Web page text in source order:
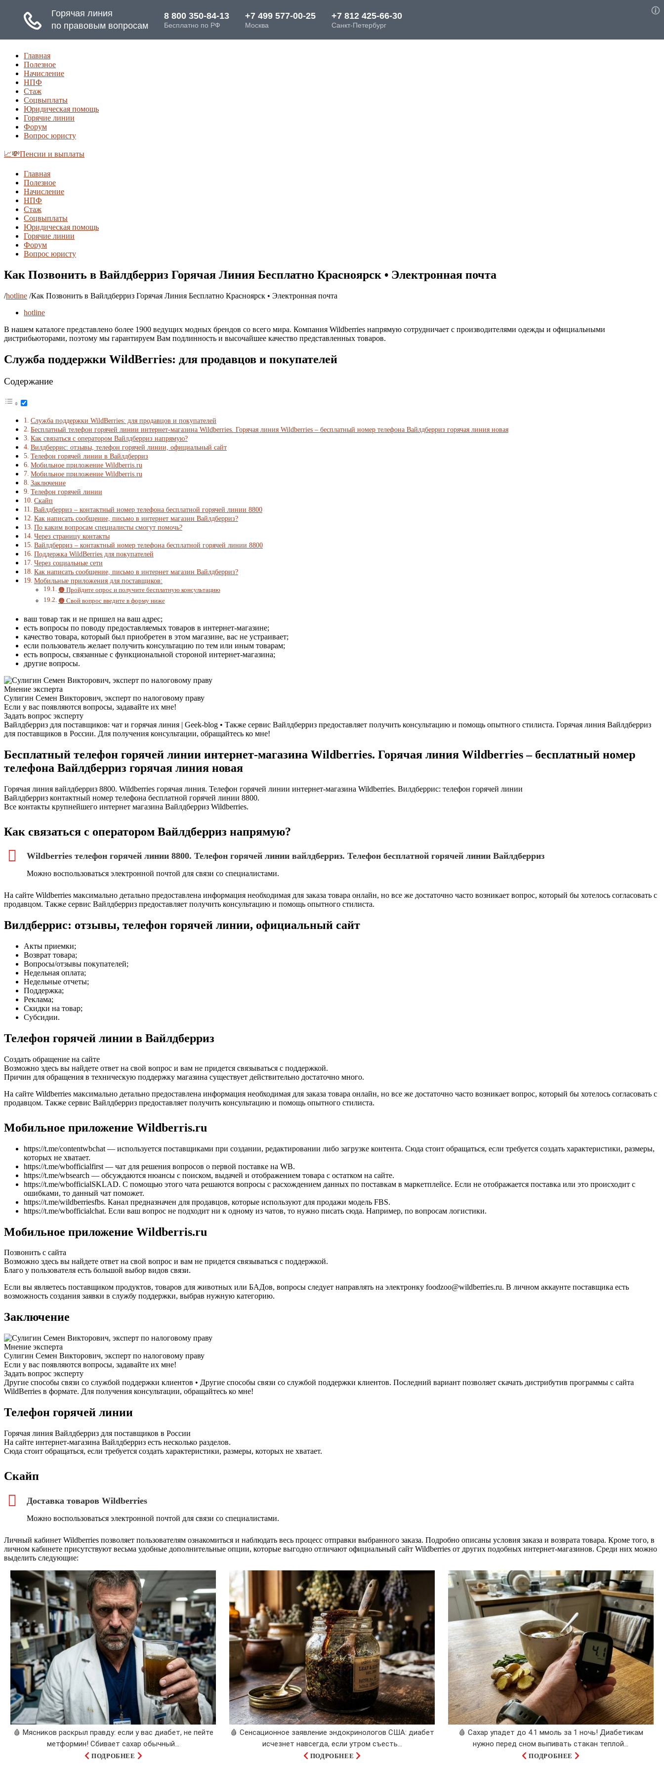
Главная
Полезное
Начисление
НПФ
Стаж
Соцвыплаты
Юридическая помощь
Горячие линии
Форум
Вопрос юристу
📈💸Пенсии и выплаты
Главная
Полезное
Начисление
НПФ
Стаж
Соцвыплаты
Юридическая помощь
Горячие линии
Форум
Вопрос юристу
Как Позвонить в Вайлдберриз Горячая Линия Бесплатно Красноярск • Электронная почта
/hotline /Как Позвонить в Вайлдберриз Горячая Линия Бесплатно Красноярск • Электронная почта
hotline
В нашем каталоге представлено более 1900 ведущих модных брендов со всего мира. Компания Wildberries напрямую сотрудничает с производителями одежды и официальными
дистрибьюторами, поэтому мы гарантируем Вам подлинность и высочайшее качество представленных товаров.
Cлужба поддержки WildBerries: для продавцов и покупателей
Содержание
Cлужба поддержки WildBerries: для продавцов и покупателей
Бесплатный телефон горячей линии интернет-магазина Wildberries. Горячая линия Wildberries – бесплатный номер телефона Вайлдберриз горячая линия новая
Как связаться с оператором Вайлдберриз напрямую?
Вилдберрис: отзывы, телефон горячей линии, официальный сайт
Телефон горячей линии в Вайлдберриз
Мобильное приложение Wildberris.ru
Мобильное приложение Wildberris.ru
Заключение
Телефон горячей линии
Скайп
Вайлдберриз – контактный номер телефона бесплатной горячей линии 8800
Как написать сообщение, письмо в интернет магазин Вайлдберриз?
По каким вопросам специалисты смогут помочь?
Через страницу контакты
Вайлдберриз – контактный номер телефона бесплатной горячей линии 8800
Поддержка WildBerries для покупателей
Через социальные сети
Как написать сообщение, письмо в интернет магазин Вайлдберриз?
Мобильные приложения для поставщиков:
🟠 Пройдите опрос и получите бесплатную консультацию
🟠 Свой вопрос введите в форму ниже
ваш товар так и не пришел на ваш адрес;
есть вопросы по поводу предоставляемых товаров в интернет-магазине;
качество товара, который был приобретен в этом магазине, вас не устраивает;
если пользователь желает получить консультацию по тем или иным товарам;
есть вопросы, связанные с функциональной стороной интернет-магазина;
другие вопросы.
Мнение эксперта
Сулигин Семен Викторович, эксперт по налоговому праву
Если у вас появляются вопросы, задавайте их мне!
Задать вопрос эксперту
Вайлдберриз для поставщиков: чат и горячая линия | Geek-blog • Также сервис Вайлдберриз предоставляет получить консультацию и помощь опытного стилиста. Горячая линия Вайлдберриз
для поставщиков в России. Для получения консультации, обращайтесь ко мне!
Бесплатный телефон горячей линии интернет-магазина Wildberries. Горячая линия Wildberries – бесплатный номер
телефона Вайлдберриз горячая линия новая
Горячая линия вайлдберриз 8800. Wildberries горячая линия. Телефон горячей линии интернет-магазина Wildberries. Вилдберрис: телефон горячей линии
Вайлдберриз контактный номер телефона бесплатной горячей линии 8800.
Все контакты крупнейшего интернет магазина Вайлдберриз Wildberries.
Как связаться с оператором Вайлдберриз напрямую?
Wildberries телефон горячей линии 8800. Телефон горячей линии вайлдберриз. Телефон бесплатной горячей линии Вайлдберриз
Можно воспользоваться электронной почтой для связи со специалистами.
На сайте Wildberries максимально детально предоставлена информация необходимая для заказа товара онлайн, но все же достаточно часто возникает вопрос, который бы хотелось согласовать с
продавцом. Также сервис Вайлдберриз предоставляет получить консультацию и помощь опытного стилиста.
Вилдберрис: отзывы, телефон горячей линии, официальный сайт
Акты приемки;
Возврат товара;
Вопросы/отзывы покупателей;
Недельная оплата;
Недельные отчеты;
Поддержка;
Реклама;
Скидки на товар;
Субсидии.
Телефон горячей линии в Вайлдберриз
Создать обращение на сайте
Возможно здесь вы найдете ответ на свой вопрос и вам не придется связываться с поддержкой.
Причин для обращения в техническую поддержку магазина существует действительно достаточно много.
На сайте Wildberries максимально детально предоставлена информация необходимая для заказа товара онлайн, но все же достаточно часто возникает вопрос, который бы хотелось согласовать с
продавцом. Также сервис Вайлдберриз предоставляет получить консультацию и помощь опытного стилиста.
Мобильное приложение Wildberris.ru
https://t.me/contentwbchat — используется поставщиками при создании, редактировании либо загрузке контента. Сюда стоит обращаться, если требуется создать характеристики, размеры,
которых не хватает.
https://t.me/wbofficialfirst — чат для решения вопросов о первой поставке на WB.
https://t.me/wbsearch — обсуждаются нюансы с поиском, выдачей и отображением товара с остатком на сайте.
https://t.me/wbofficialSKLAD. С помощью этого чата решаются вопросы с расхождением данных по поставкам в маркетплейсе. Если не отображается поставка или это происходит с
ошибками, то данный чат поможет.
https://t.me/wildberriesfbs. Канал предназначен для продавцов, которые используют для продажи модель FBS.
https://t.me/wbofficialchat. Если ваш вопрос не подходит ни к одному из чатов, то нужно писать сюда. Например, по вопросам логистики.
Мобильное приложение Wildberris.ru
Позвонить с сайта
Возможно здесь вы найдете ответ на свой вопрос и вам не придется связываться с поддержкой.
Благо у пользователя есть большой выбор видов связи.
Если вы являетесь поставщиком продуктов, товаров для животных или БАДов, вопросы следует направлять на электронку foodzoo@wildberries.ru. В личном аккаунте поставщика есть
возможность создания заявки в службу поддержки, выбрав нужную категорию.
Заключение
Мнение эксперта
Сулигин Семен Викторович, эксперт по налоговому праву
Если у вас появляются вопросы, задавайте их мне!
Задать вопрос эксперту
Другие способы связи со службой поддержки клиентов • Другие способы связи со службой поддержки клиентов. Последний вариант позволяет скачать дистрибутив программы с сайта
WildBerries в формате. Для получения консультации, обращайтесь ко мне!
Телефон горячей линии
Горячая линия Вайлдберриз для поставщиков в России
На сайте интернет-магазина Вайлдберриз есть несколько разделов.
Сюда стоит обращаться, если требуется создать характеристики, размеры, которых не хватает.
Скайп
Доставка товаров Wildberries
Можно воспользоваться электронной почтой для связи со специалистами.
Личный кабинет Wildberries позволяет пользователям ознакомиться и наблюдать весь процесс отправки выбранного заказа. Подробно описаны условия заказа и возврата товара. Кроме того, в
личном кабинете присутствуют весьма удобные дополнительные опции, которые выгодно отличают официальный сайт Wildberries от других подобных интернет-магазинов. Среди них можно
выделить следующие:
🩸 Мясников раскрыл правду: если у вас диабет, не пейте
метформин! Сбивает сахар обычный...
ПОДРОБНЕЕ
🩸 Сенсационное заявление эндокринологов США: диабет
исчезнет навсегда, если утром съесть...
ПОДРОБНЕЕ
🩸 Сахар упадет до 4.1 ммоль за 1 ночь! Диабетикам
нужно перед сном выпивать стакан теплой...
ПОДРОБНЕЕ